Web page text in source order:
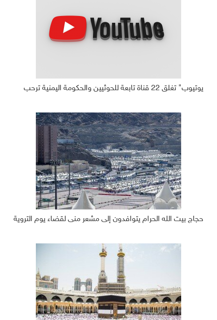
يوتيوب" تغلق 22 قناة تابعة للحوثيين والحكومة اليمنية ترحب
حجاج بيت الله الحرام يتوافدون إلى مشعر منى لقضاء يوم التروية